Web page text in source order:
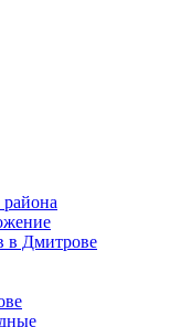
в Дмитрове